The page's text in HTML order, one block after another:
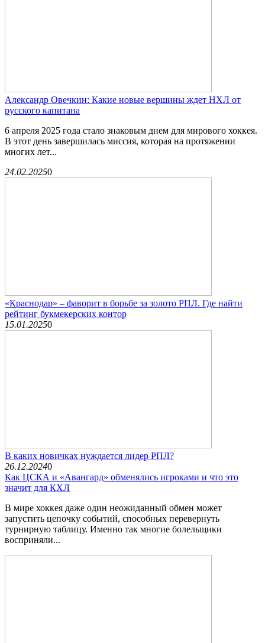
Александр Овечкин: Какие новые вершины ждет НХЛ от
русского капитана
6 апреля 2025 года стало знаковым днем для мирового хоккея.
В этот день завершилась миссия, которая на протяжении
многих лет...
24.02.20250
«Краснодар» – фаворит в борьбе за золото РПЛ. Где найти
рейтинг букмекерских контор
15.01.20250
В каких новичках нуждается лидер РПЛ?
26.12.20240
Как ЦСКА и «Авангард» обменялись игроками и что это
значит для КХЛ
В мире хоккея даже один неожиданный обмен может
запустить цепочку событий, способных перевернуть
турнирную таблицу. Именно так многие болельщики
восприняли...